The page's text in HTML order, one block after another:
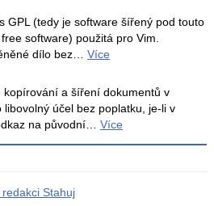
GPL (tedy je software šířený pod touto
software) použitá pro Vim.
dílo bez… Více
kopírování a šíření dokumentů v
libovolný účel bez poplatku, je-li v
na původní… Více
Stahuj